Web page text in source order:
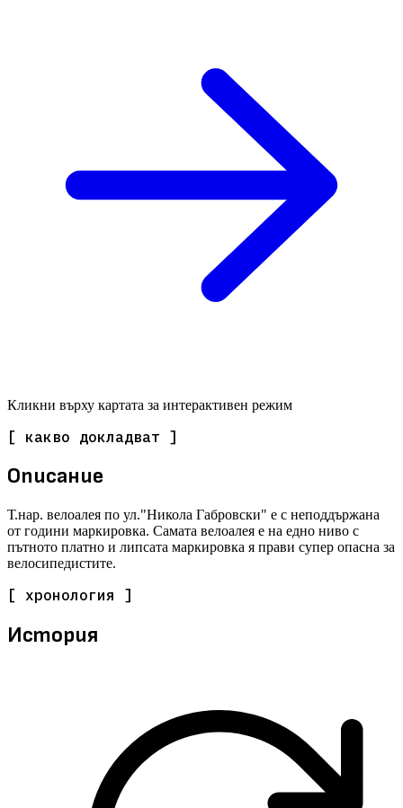
Кликни върху картата за интерактивен режим
[ какво докладват ]
Описание
Т.нар. велоалея по ул."Никола Габровски" е с неподдържана
от години маркировка. Самата велоалея е на едно ниво с
пътното платно и липсата маркировка я прави супер опасна за
велосипедистите.
[ хронология ]
История